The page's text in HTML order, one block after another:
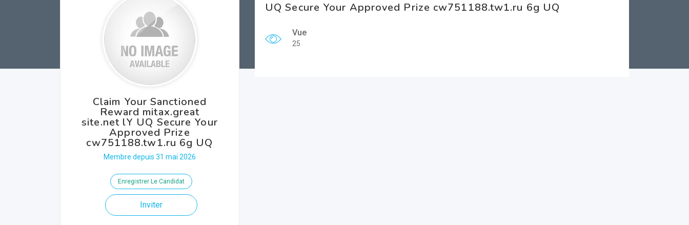
Claim Your Sanctioned
Reward mitax.great
site.net lY UQ Secure Your
Approved Prize
cw751188.tw1.ru 6g UQ
Membre depuis 31 mai 2026
Enregistrer Le Candidat
Inviter
UQ Secure Your Approved Prize cw751188.tw1.ru 6g UQ
Vue
25